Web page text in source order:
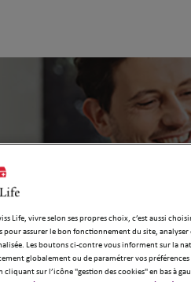
Life, vivre selon ses propres choix, c’est aussi
pour assurer le bon fonctionnement du site,
Les boutons ci-contre vous informent sur la
globalement ou de paramétrer vos
cliquant sur l’icône "gestion des cookies" en bas à